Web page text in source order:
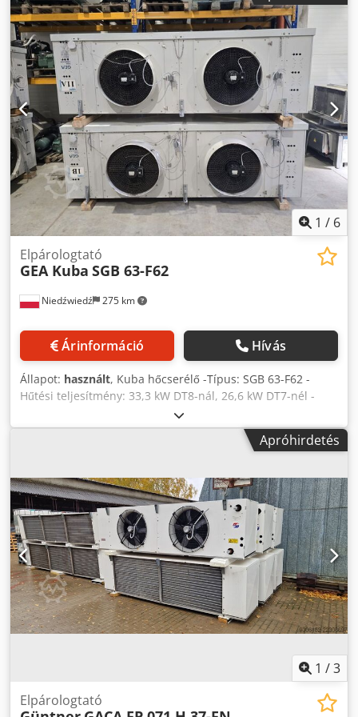
1 / 6
Niedźwiedź 275 km
Elpárologtató
GEA Kuba SGB 63-F62
Árinformáció Hívás
Állapot: használt, Kuba hőcserélő -Típus: SGB 63-F62 -
Hűtési teljesítmény: 33,3 kW DT8-nál, 26,6 kW DT7-nél -
Lamella: 7 mm -10 db elektromos fűtéssel, 7 db fűtés
nélkül raktáron -Ventilátorok száma: 2 x 630 mm -Készülék
méretek: 3020 mm x 850 mm x 1000 mm -Hűtőközeg: Freon
db -Raktári szám: CH 599 -Állapot: Használt, nagyon jó
állapotban, a hőcserélő teljesen tömített, ventilátorok
működőképesek, azonnal üzemkész
Apróhirdetés
1 /3
Elpárologtató